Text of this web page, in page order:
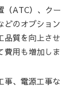
（ATC）、クー
どのオプション
品質を向上させ
費用も増加しま
事、電源工事な